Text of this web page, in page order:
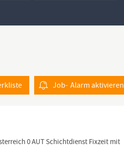
Job- Alarmaktivieren
0 AUT Schichtdienst Fixzeit mit